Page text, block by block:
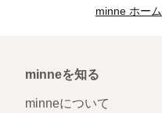
minne ホーム
minneを知る
minneについて